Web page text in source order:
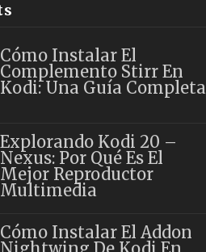
Cómo Instalar El
Complemento Stirr En
Kodi: Una Guía Completa
Explorando Kodi 20 –
Nexus: Por Qué Es El
Mejor Reproductor
Multimedia
Cómo Instalar El Addon